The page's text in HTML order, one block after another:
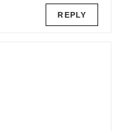
REPLY